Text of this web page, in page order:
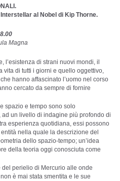
al Nobel di Kip Thorne.
Magna
l’esistenza di strani nuovi mondi, il
di tutti i giorni e quello oggettivo,
hanno affascinato l’uomo nel corso
cercato da sempre di fornire
spazio e tempo sono solo
un livello di indagine più profondo di
esperienza quotidiana, essi possono
nella quale la descrizione del
dello spazio-tempo; un’idea
della teoria oggi conosciuta come
perielio di Mercurio alle onde
è mai stata smentita e le sue